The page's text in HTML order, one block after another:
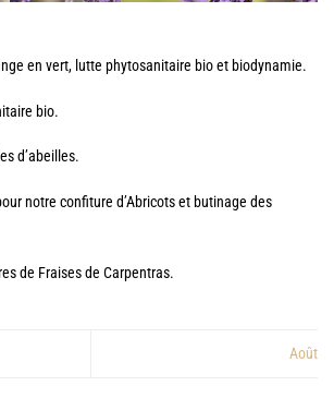
en vert, lutte phytosanitaire bio et biodynamie.
bio.
d’abeilles.
notre confiture d’Abricots et butinage des
de Fraises de Carpentras.
Août